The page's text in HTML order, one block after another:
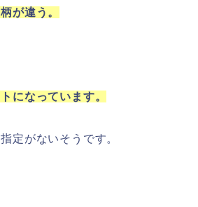
が違う。
になっています。
定がないそうです。